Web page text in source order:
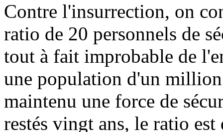
Contre l'insurrection, on
ratio de 20 personnels de
tout à fait improbable de
une population d'un
maintenu une force de
restés vingt ans, le ratio